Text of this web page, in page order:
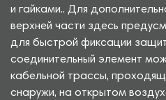
и гайками.. Для
верхней части здесь
для быстрой фиксации
соединительный элемент
кабельной трассы,
снаружи, на открытом